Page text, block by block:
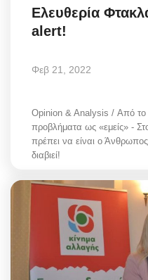
Ελευθερία
alert!
Φεβ 21, 2022
Opinion & Analysis / Από το
προβλήματα ως «εμείς» -
πρέπει να είναι ο
διαβιεί!